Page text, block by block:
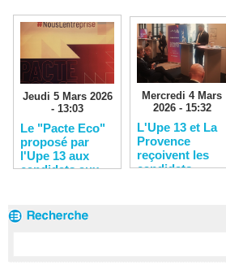
Jeudi 5 Mars 2026
- 13:03
Le "Pacte Eco"
proposé par
l'Upe 13 aux
candidats aux
Mercredi 4 Mars
2026 - 15:32
L'Upe 13 et La
Provence
reçoivent les
candidats